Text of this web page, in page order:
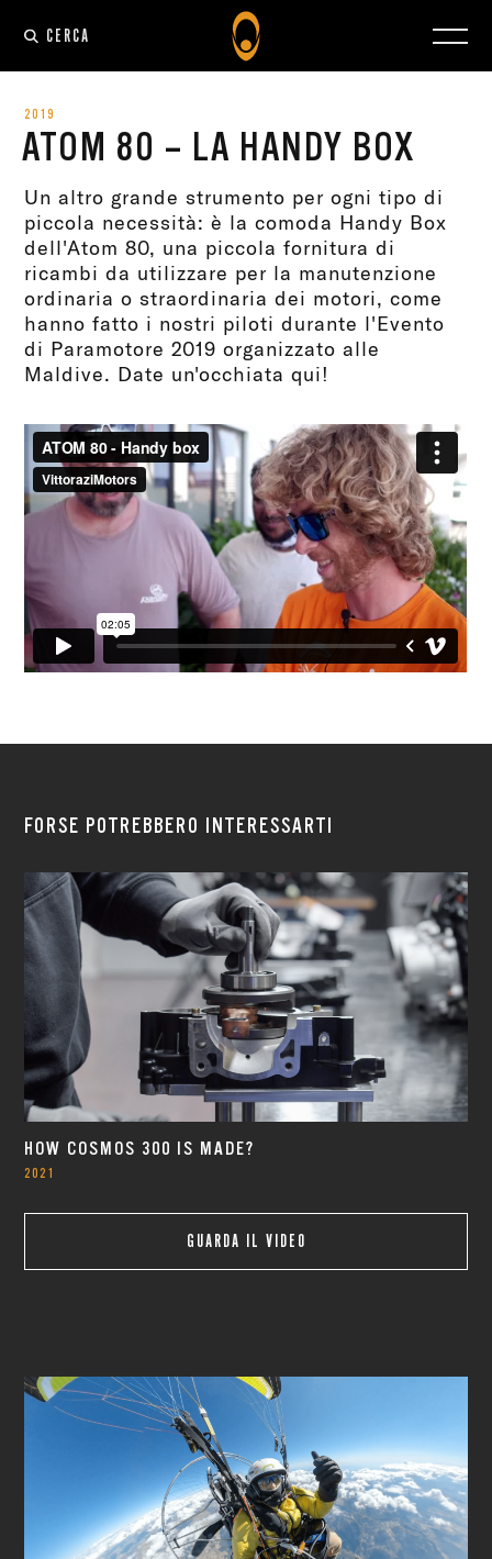
CERCA
2019
ATOM 80 – LA HANDY BOX
Un altro grande strumento per ogni tipo di
piccola necessità: è la comoda Handy Box
dell'Atom 80, una piccola fornitura di
ricambi da utilizzare per la manutenzione
ordinaria o straordinaria dei motori, come
hanno fatto i nostri piloti durante l'Evento
di Paramotore 2019 organizzato alle
Maldive. Date un'occhiata qui!
FORSE POTREBBERO INTERESSARTI
HOW COSMOS 300 IS MADE?
2021
GUARDA IL VIDEO